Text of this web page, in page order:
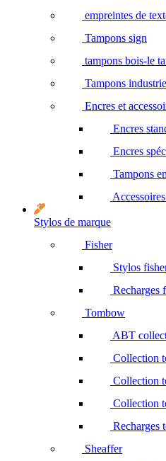
empreintes de
Tampons sign
tampons bois-le
Tampons
Encres et
Encres
Encres
Tampons
Stylos de marque
Fisher
Stylos
Recharges
Tombow
ABT
Collection
Collection
Collection
Recharges
Sheaffer